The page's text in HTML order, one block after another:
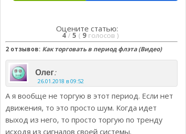
Оцените статью:
4 / 5 ( 9 голосов )
2 отзывов: Как торговать в период флэта (Видео)
Олег:
26.01.2018 в 09:52
А я вообще не торгую в этот период. Если нет
движения, то это просто шум. Когда идет
выход из него, то просто торгую по тренду
исходя из сигналов своей системы.